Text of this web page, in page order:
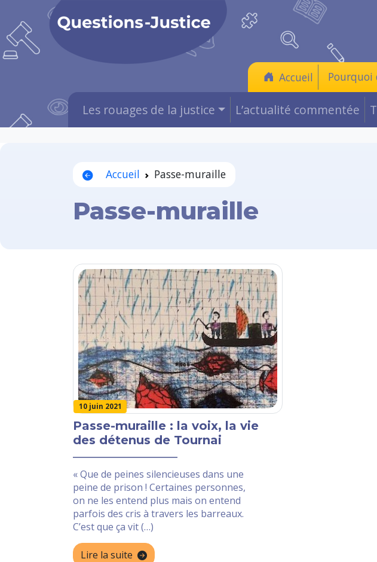
Accueil Pourquoi
Les rouages de la justice L’actualité commentée
Accueil Passe-muraille
Passe-muraille
10 juin 2021
Passe-muraille : la voix, la vie
des détenus de Tournai
« Que de peines silencieuses dans une
peine de prison ! Certaines personnes,
on ne les entend plus mais on entend
parfois des cris à travers les barreaux.
C’est que ça vit (…)
Lire la suite